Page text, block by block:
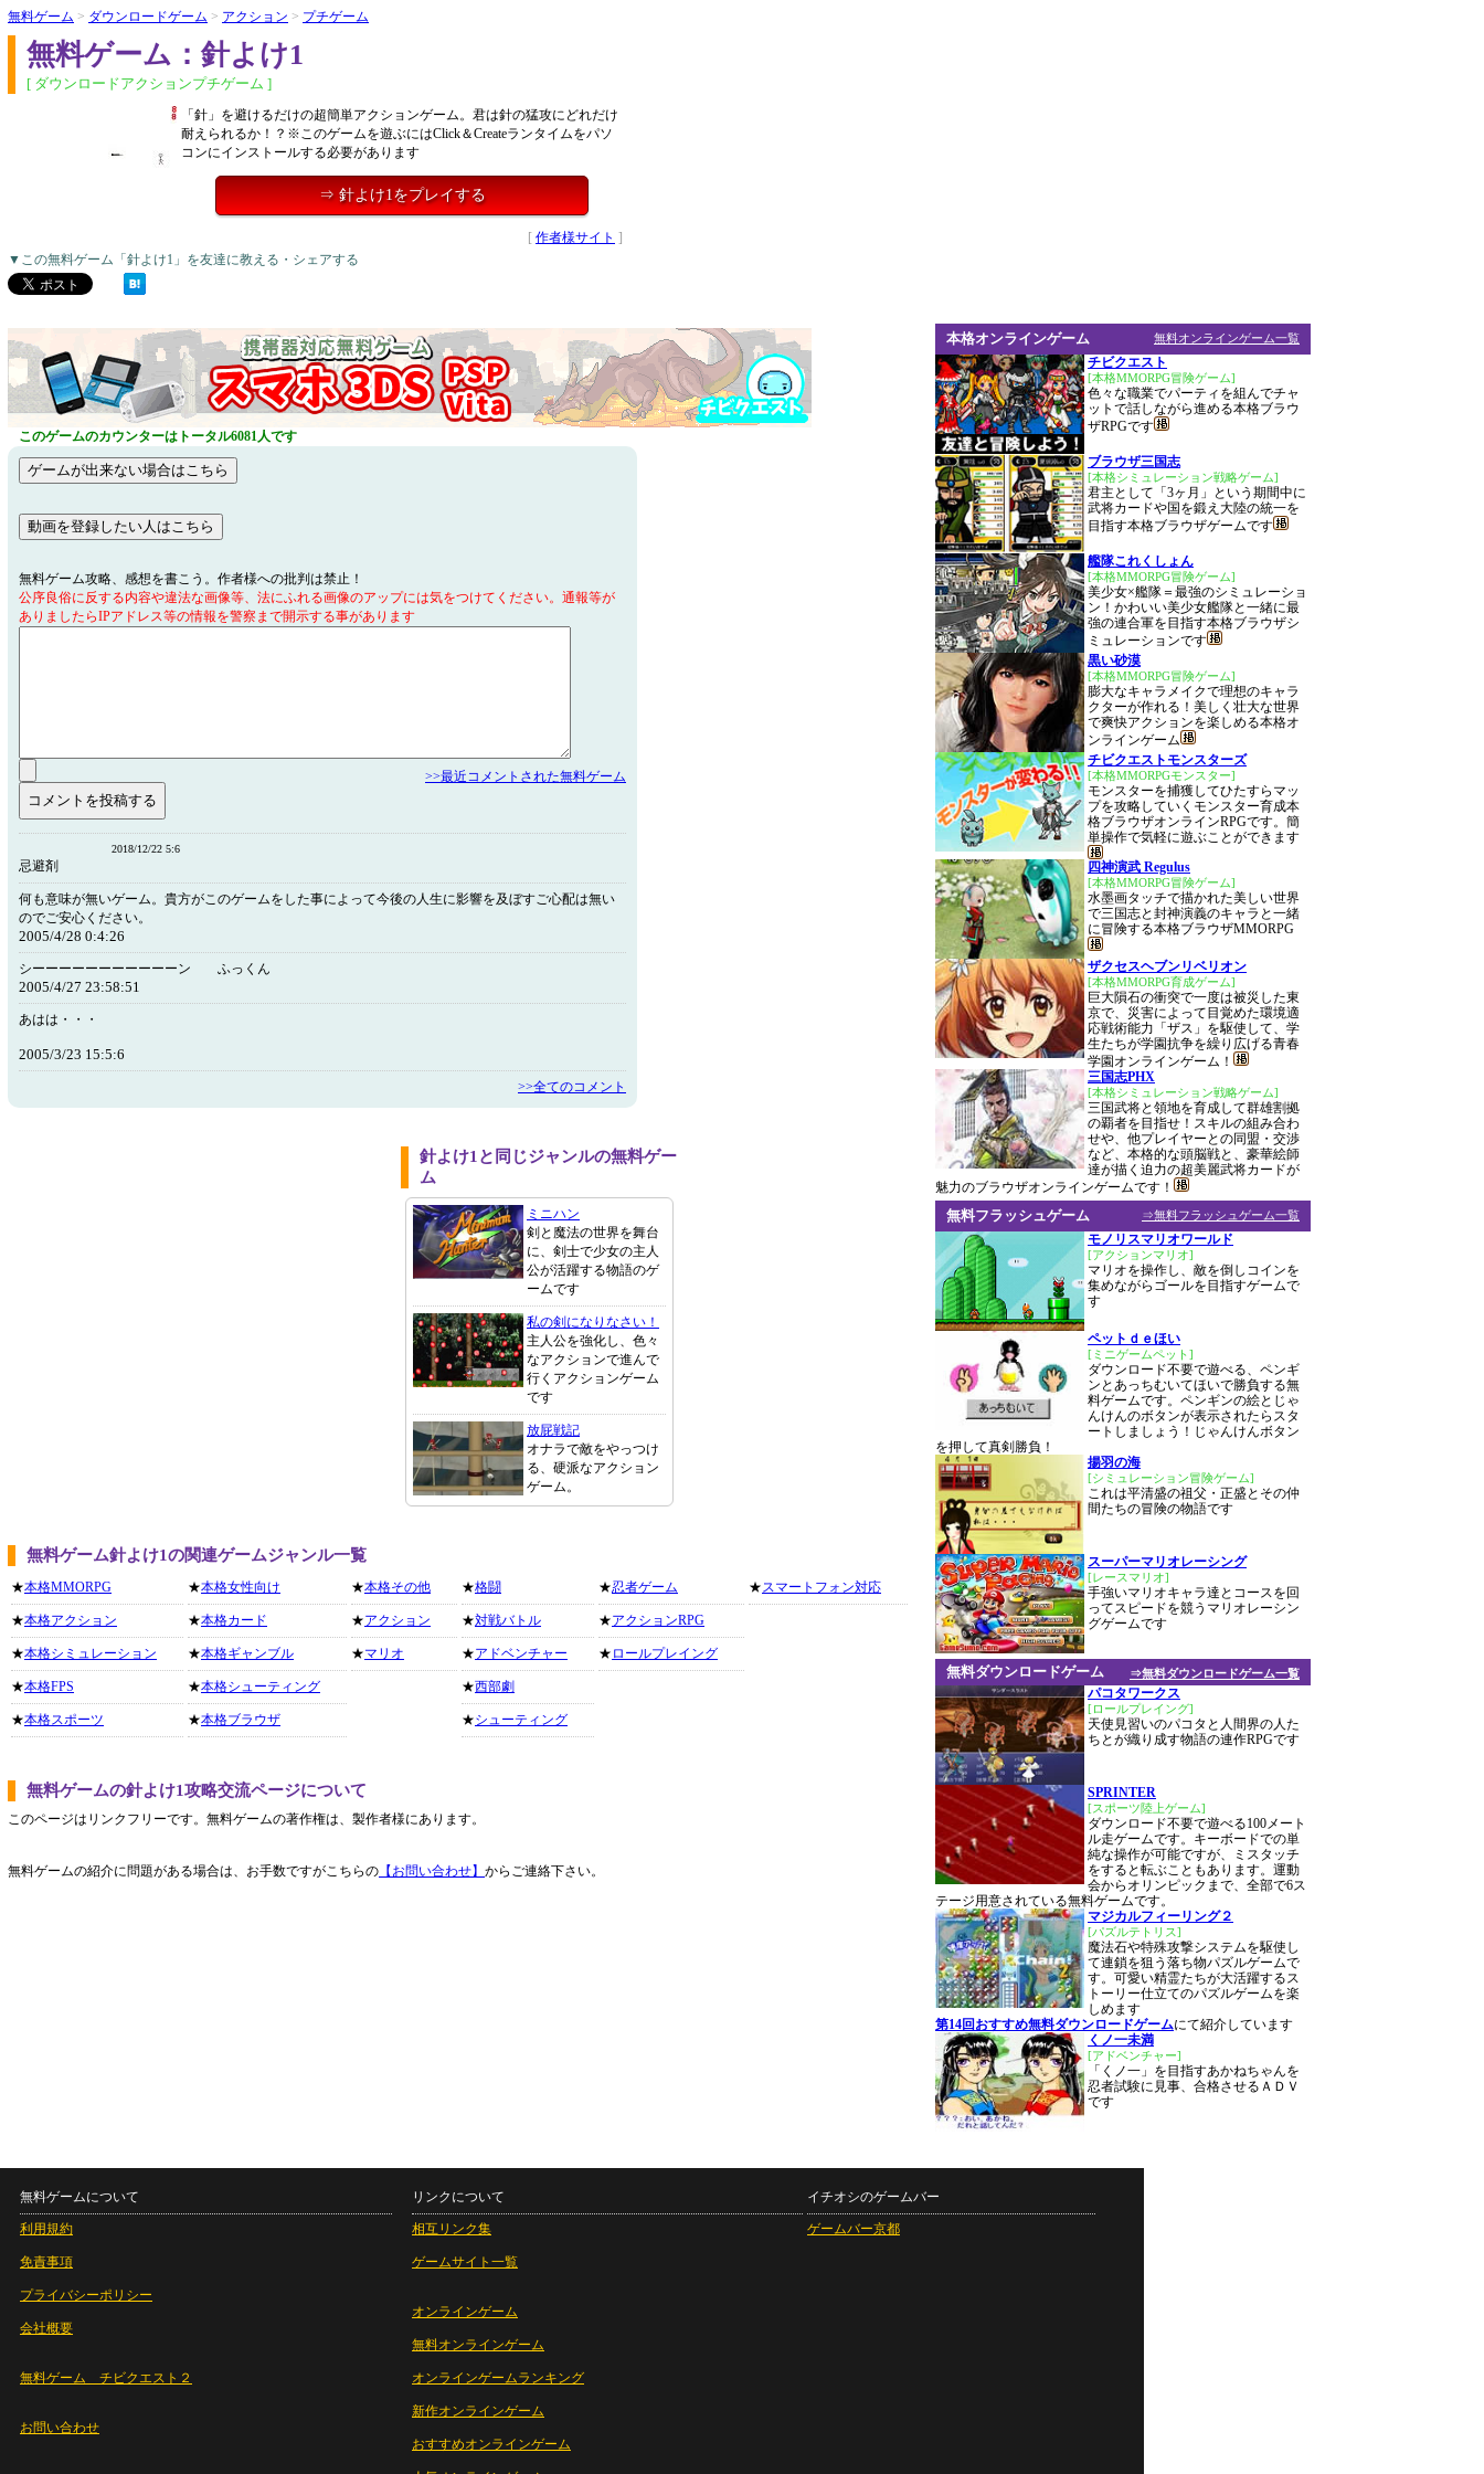
無料ゲーム > ダウンロードゲーム > アクション > プチゲーム
無料ゲーム：針よけ1
[ ダウンロードアクションプチゲーム ]
「針」を避けるだけの超簡単アクションゲーム。君は針の猛攻にどれだけ
耐えられるか！？※このゲームを遊ぶにはClick＆Createランタイムをパソ
コンにインストールする必要があります
⇒ 針よけ1をプレイする
[ 作者様サイト ]
▼この無料ゲーム「針よけ1」を友達に教える・シェアする
このゲームのカウンターはトータル6081人です
無料ゲーム攻略、感想を書こう。作者様への批判は禁止！
公序良俗に反する内容や違法な画像等、法にふれる画像のアップには気をつけてください。通報等が
ありましたらIPアドレス等の情報を警察まで開示する事があります
>>最近コメントされた無料ゲーム
2018/12/22 5:6
忌避剤
何も意味が無いゲーム。貴方がこのゲームをした事によって今後の人生に影響を及ぼすご心配は無い
のでご安心ください。
2005/4/28 0:4:26
シーーーーーーーーーーーン ふっくん
2005/4/27 23:58:51
あはは・・・
2005/3/23 15:5:6
>>全てのコメント
針よけ1と同じジャンルの無料ゲー
ム
ミニハン
剣と魔法の世界を舞台
に、剣士で少女の主人
公が活躍する物語のゲ
ームです
私の剣になりなさい！
主人公を強化し、色々
なアクションで進んで
行くアクションゲーム
です
放屁戦記
オナラで敵をやっつけ
る、硬派なアクション
ゲーム。
無料ゲーム針よけ1の関連ゲームジャンル一覧
★本格MMORPG
★本格アクション
★本格シミュレーション
★本格FPS
★本格スポーツ
★本格女性向け
★本格カード
★本格ギャンブル
★本格シューティング
★本格ブラウザ
★本格その他
★アクション
★マリオ
★格闘
★対戦バトル
★アドベンチャー
★西部劇
★シューティング
★忍者ゲーム
★アクションRPG
★ ロールプレイング
★スマートフォン対応
無料ゲームの針よけ1攻略交流ページについて
このページはリンクフリーです。無料ゲームの著作権は、製作者様にあります。
無料ゲームの紹介に問題がある場合は、お手数ですがこちらの 【お問い合わせ】 からご連絡下さい。
無料オンラインゲーム一覧
本格オンラインゲーム
チビクエスト
[本格MMORPG冒険ゲーム]
色々な職業でパーティを組んでチャ
ットで話しながら進める本格ブラウ
ザRPGです
ブラウザ三国志
[本格シミュレーション戦略ゲーム]
君主として「3ヶ月」という期間中に
武将カードや国を鍛え大陸の統一を
目指す本格ブラウザゲームです
艦隊これくしょん
[本格MMORPG冒険ゲーム]
美少女×艦隊＝最強のシミュレーショ
ン！かわいい美少女艦隊と一緒に最
強の連合軍を目指す本格ブラウザシ
ミュレーションです
黒い砂漠
[本格MMORPG冒険ゲーム]
膨大なキャラメイクで理想のキャラ
クターが作れる！美しく壮大な世界
で爽快アクションを楽しめる本格オ
ンラインゲーム
チビクエストモンスターズ
[本格MMORPGモンスター]
モンスターを捕獲してひたすらマッ
プを攻略していくモンスター育成本
格ブラウザオンラインRPGです。簡
単操作で気軽に遊ぶことができます
四神演武 Regulus
[本格MMORPG冒険ゲーム]
水墨画タッチで描かれた美しい世界
で三国志と封神演義のキャラと一緒
に冒険する本格ブラウザMMORPG
ザクセスヘブンリベリオン
[本格MMORPG育成ゲーム]
巨大隕石の衝突で一度は被災した東
京で、災害によって目覚めた環境適
応戦術能力「ザス」を駆使して、学
生たちが学園抗争を繰り広げる青春
学園オンラインゲーム！
三国志PHX
[本格シミュレーション戦略ゲーム]
三国武将と領地を育成して群雄割拠
の覇者を目指せ！スキルの組み合わ
せや、他プレイヤーとの同盟・交渉
など、本格的な頭脳戦と、豪華絵師
達が描く迫力の超美麗武将カードが
魅力のブラウザオンラインゲームです！
⇒無料フラッシュゲーム一覧
無料フラッシュゲーム
モノリスマリオワールド
[アクションマリオ]
マリオを操作し、敵を倒しコインを
集めながらゴールを目指すゲームで
す
ペットｄｅほい
[ミニゲームペット]
ダウンロード不要で遊べる、ペンギ
ンとあっちむいてほいで勝負する無
料ゲームです。ペンギンの絵とじゃ
んけんのボタンが表示されたらスタ
ートしましょう！じゃんけんボタン
を押して真剣勝負！
揚羽の海
[シミュレーション冒険ゲーム]
これは平清盛の祖父・正盛とその仲
間たちの冒険の物語です
スーパーマリオレーシング
[レースマリオ]
手強いマリオキャラ達とコースを回
ってスピードを競うマリオレーシン
グゲームです
⇒無料ダウンロードゲーム一覧
無料ダウンロードゲーム
パコタワークス
[ロールプレイング]
天使見習いのパコタと人間界の人た
ちとが織り成す物語の連作RPGです
SPRINTER
[スポーツ陸上ゲーム]
ダウンロード不要で遊べる100メート
ル走ゲームです。キーボードでの単
純な操作が可能ですが、ミスタッチ
をすると転ぶこともあります。運動
会からオリンピックまで、全部で6ス
テージ用意されている無料ゲームです。
マジカルフィーリング２
[パズルテトリス]
魔法石や特殊攻撃システムを駆使し
て連鎖を狙う落ち物パズルゲームで
す。可愛い精霊たちが大活躍するス
トーリー仕立てのパズルゲームを楽
しめます
第14回おすすめ無料ダウンロードゲームにて紹介しています
くノ一未満
[アドベンチャー]
「くノ一」を目指すあかねちゃんを
忍者試験に見事、合格させるＡＤＶ
です
無料ゲームについて
利用規約
免責事項
プライバシーポリシー
会社概要
無料ゲーム チビクエスト２
お問い合わせ
リンクについて
相互リンク集
ゲームサイト一覧
オンラインゲーム
無料オンラインゲーム
オンラインゲームランキング
新作オンラインゲーム
おすすめオンラインゲーム
イチオシのゲームバー
ゲームバー京都